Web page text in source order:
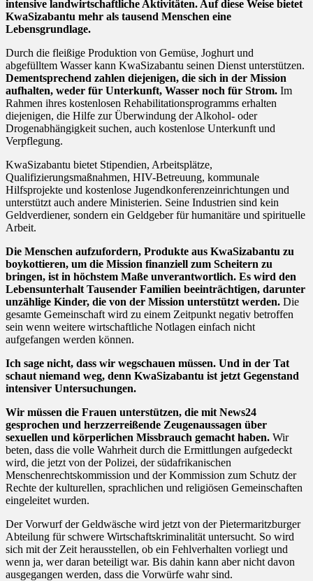
intensive landwirtschaftliche Aktivitäten. Auf diese Weise bietet
KwaSizabantu mehr als tausend Menschen eine
Lebensgrundlage.
Durch die fleißige Produktion von Gemüse, Joghurt und
abgefülltem Wasser kann KwaSizabantu seinen Dienst unterstützen.
Dementsprechend zahlen diejenigen, die sich in der Mission
aufhalten, weder für Unterkunft, Wasser noch für Strom. Im
Rahmen ihres kostenlosen Rehabilitationsprogramms erhalten
diejenigen, die Hilfe zur Überwindung der Alkohol- oder
Drogenabhängigkeit suchen, auch kostenlose Unterkunft und
Verpflegung.
KwaSizabantu bietet Stipendien, Arbeitsplätze,
Qualifizierungsmaßnahmen, HIV-Betreuung, kommunale
Hilfsprojekte und kostenlose Jugendkonferenzeinrichtungen und
unterstützt auch andere Ministerien. Seine Industrien sind kein
Geldverdiener, sondern ein Geldgeber für humanitäre und spirituelle
Arbeit.
Die Menschen aufzufordern, Produkte aus KwaSizabantu zu
boykottieren, um die Mission finanziell zum Scheitern zu
bringen, ist in höchstem Maße unverantwortlich. Es wird den
Lebensunterhalt Tausender Familien beeinträchtigen, darunter
unzählige Kinder, die von der Mission unterstützt werden. Die
gesamte Gemeinschaft wird zu einem Zeitpunkt negativ betroffen
sein wenn weitere wirtschaftliche Notlagen einfach nicht
aufgefangen werden können.
Ich sage nicht, dass wir wegschauen müssen. Und in der Tat
schaut niemand weg, denn KwaSizabantu ist jetzt Gegenstand
intensiver Untersuchungen.
Wir müssen die Frauen unterstützen, die mit News24
gesprochen und herzzerreißende Zeugenaussagen über
sexuellen und körperlichen Missbrauch gemacht haben. Wir
beten, dass die volle Wahrheit durch die Ermittlungen aufgedeckt
wird, die jetzt von der Polizei, der südafrikanischen
Menschenrechtskommission und der Kommission zum Schutz der
Rechte der kulturellen, sprachlichen und religiösen Gemeinschaften
eingeleitet wurden.
Der Vorwurf der Geldwäsche wird jetzt von der Pietermaritzburger
Abteilung für schwere Wirtschaftskriminalität untersucht. So wird
sich mit der Zeit herausstellen, ob ein Fehlverhalten vorliegt und
wenn ja, wer daran beteiligt war. Bis dahin kann aber nicht davon
ausgegangen werden, dass die Vorwürfe wahr sind.